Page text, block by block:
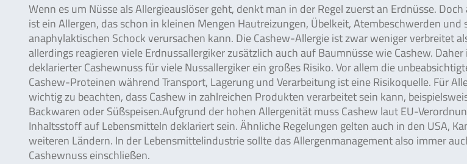
Wenn es um Nüsse als Allergieauslöser geht, denkt man in der Regel zuerst an Erdnüsse.
ist ein Allergen, das schon in kleinen Mengen Hautreizungen, Übelkeit, Atembeschwerden und
anaphylaktischen Schock verursachen kann. Die Cashew-Allergie ist zwar weniger verbreitet
allerdings reagieren viele Erdnussallergiker zusätzlich auch auf Baumnüsse wie Cashew.
deklarierter Cashewnuss für viele Nussallergiker ein großes Risiko. Vor allem die
Cashew-Proteinen während Transport, Lagerung und Verarbeitung ist eine Risikoquelle. Für
wichtig zu beachten, dass Cashew in zahlreichen Produkten verarbeitet sein kann,
Backwaren oder Süßspeisen.Aufgrund der hohen Allergenität muss Cashew laut EU-
Inhaltsstoff auf Lebensmitteln deklariert sein. Ähnliche Regelungen gelten auch in den USA,
weiteren Ländern. In der Lebensmittelindustrie sollte das Allergenmanagement also immer
Cashewnuss einschließen.